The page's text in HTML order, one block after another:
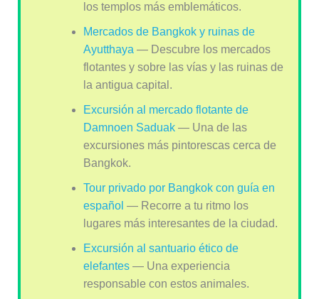
los templos más emblemáticos.
Mercados de Bangkok y ruinas de
Ayutthaya — Descubre los mercados
flotantes y sobre las vías y las ruinas de
la antigua capital.
Excursión al mercado flotante de
Damnoen Saduak— Una de las
excursiones más pintorescas cerca de
Bangkok.
Tour privado por Bangkok con guía en
español — Recorre a tu ritmo los
lugares más interesantes de la ciudad.
Excursión al santuario ético de
elefantes— Una experiencia
responsable con estos animales.